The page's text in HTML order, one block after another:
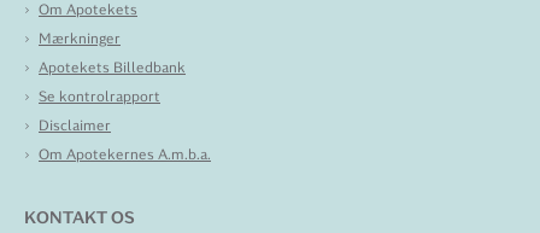
Om Apotekets
Mærkninger
Apotekets Billedbank
Se kontrolrapport
Disclaimer
Om Apotekernes A.m.b.a.
KONTAKT OS